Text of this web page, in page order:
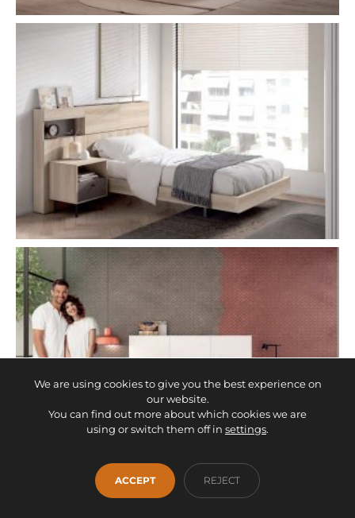
We are using cookies to give you the best experience on
our website.
You can find out more about which cookies we are
using or switch them off in settings.
ACCEPT REJECT